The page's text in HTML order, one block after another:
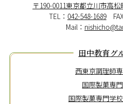
〒190-0011東京都立川市高松
TEL： 042-548-1689
Mail：
田中教育グ
西東京調理師
国際製菓専
国際製菓専門学